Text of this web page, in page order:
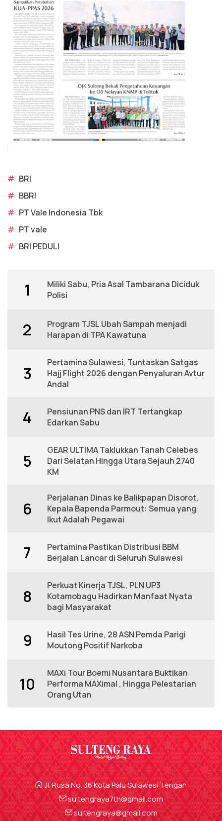
# BRI
# BBRI
# PT Vale Indonesia Tbk
# PT vale
# BRI PEDULI
1
Miliki Sabu, Pria Asal Tambarana Diciduk
Polisi
2
Program TJSL Ubah Sampah menjadi
Harapan di TPA Kawatuna
3
Pertamina Sulawesi, Tuntaskan Satgas
Hajj Flight 2026 dengan Penyaluran Avtur
Andal
4
Pensiunan PNS dan IRT Tertangkap
Edarkan Sabu
5
GEAR ULTIMA Taklukkan Tanah Celebes
Dari Selatan Hingga Utara Sejauh 2740
KM
6
Perjalanan Dinas ke Balikpapan Disorot,
Kepala Bapenda Parmout: Semua yang
Ikut Adalah Pegawai
7
Pertamina Pastikan Distribusi BBM
Berjalan Lancar di Seluruh Sulawesi
8
Perkuat Kinerja TJSL, PLN UP3
Kotamobagu Hadirkan Manfaat Nyata
bagi Masyarakat
9
Hasil Tes Urine, 28 ASN Pemda Parigi
Moutong Positif Narkoba
10
MAXi Tour Boemi Nusantara Buktikan
Performa MAXimal , Hingga Pelestarian
Orang Utan
Jl. Rusa No. 36 Kota Palu Sulawesi Tengah
sultengraya7th@gmail.com
sultengraya@gmail.com